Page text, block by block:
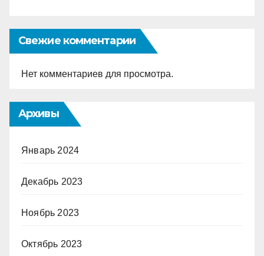
Свежие комментарии
Нет комментариев для просмотра.
Архивы
Январь 2024
Декабрь 2023
Ноябрь 2023
Октябрь 2023